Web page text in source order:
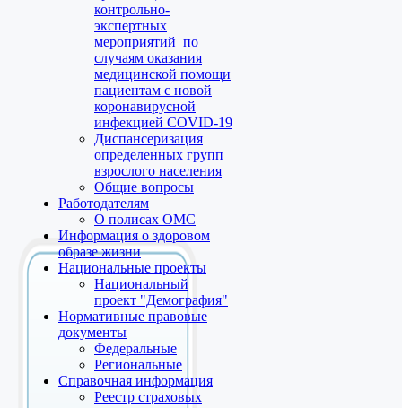
контрольно-
экспертных
мероприятий по
случаям оказания
медицинской помощи
пациентам с новой
коронавирусной
инфекцией COVID-19
Диспансеризация
определенных групп
взрослого населения
Общие вопросы
Работодателям
О полисах ОМС
Информация о здоровом
образе жизни
Национальные проекты
Национальный
проект "Демография"
Нормативные правовые
документы
Федеральные
Региональные
Справочная информация
Реестр страховых